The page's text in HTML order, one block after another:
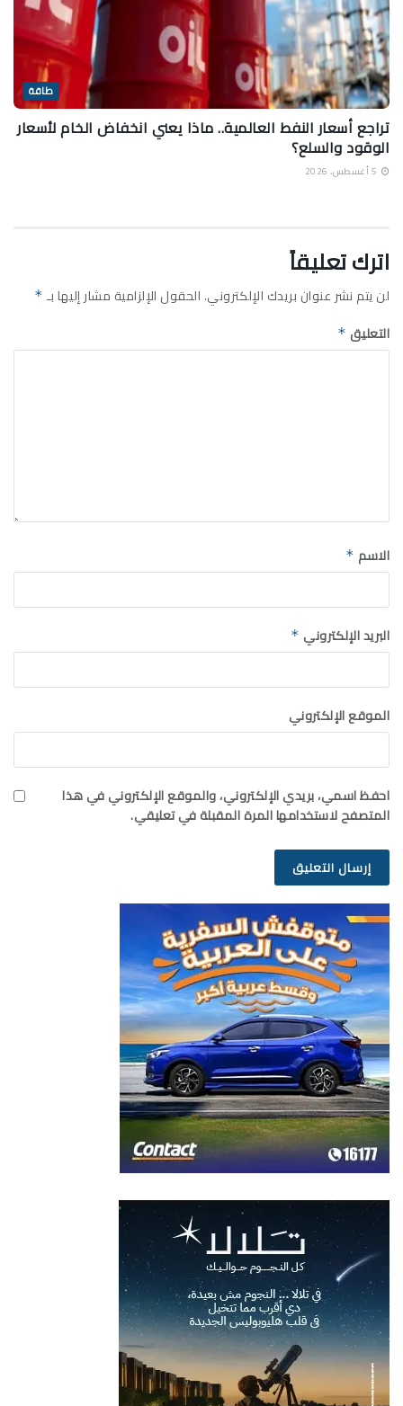
طاقة
تراجع أسعار النفط العالمية.. ماذا يعني انخفاض الخام لأسعار
الوقود والسلع؟
اترك تعليقاً
لن يتم نشر عنوان بريدك الإلكتروني.الحقول الإلزامية مشار إليها بـ *
التعليق *
الاسم *
البريد الإلكتروني *
الموقع الإلكتروني
احفظ اسمي، بريدي الإلكتروني، والموقع الإلكتروني في هذا
المتصفح لاستخدامها المرة المقبلة في تعليقي.